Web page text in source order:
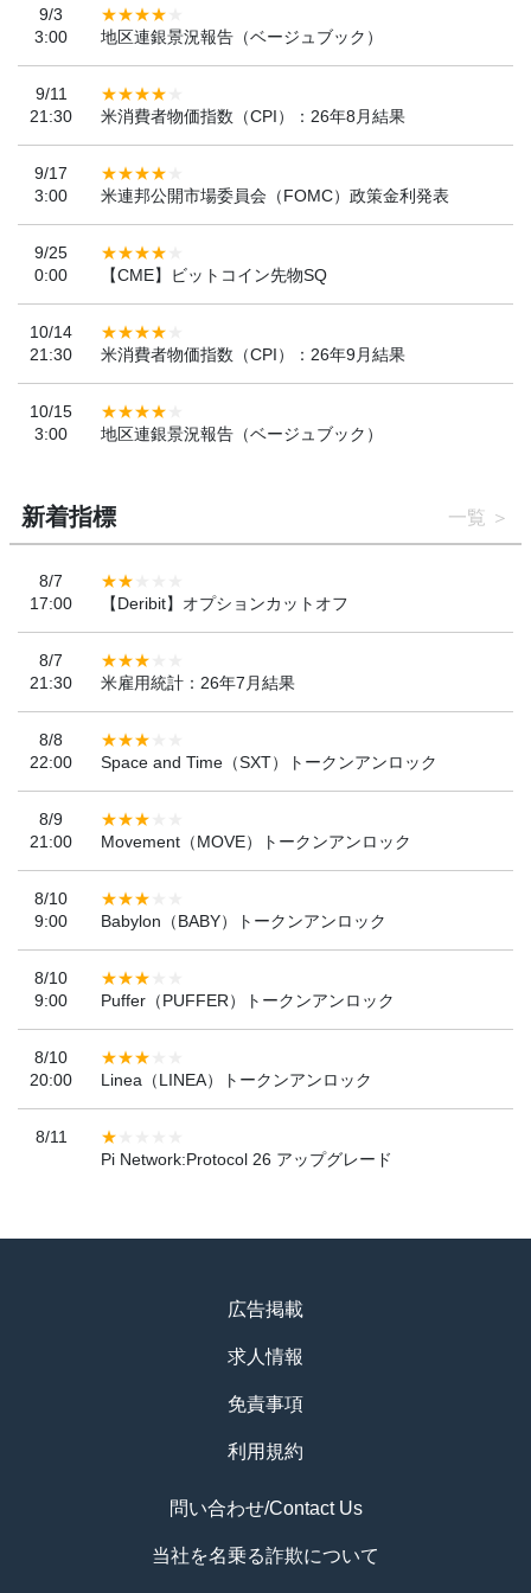
9/3
3:00
地区連銀景況報告（ベージュブック）
9/11
21:30
米消費者物価指数（CPI）：26年8月結果
9/17
3:00
米連邦公開市場委員会（FOMC）政策金利発表
9/25
0:00
【CME】ビットコイン先物SQ
10/14
21:30
米消費者物価指数（CPI）：26年9月結果
10/15
3:00
地区連銀景況報告（ベージュブック）
新着指標 一覧
8/7
17:00
【Deribit】オプションカットオフ
8/7
21:30
米雇用統計：26年7月結果
8/8
22:00
Space and Time（SXT）トークンアンロック
8/9
21:00
Movement（MOVE）トークンアンロック
8/10
9:00
Babylon（BABY）トークンアンロック
8/10
9:00
Puffer（PUFFER）トークンアンロック
8/10
20:00
Linea（LINEA）トークンアンロック
8/11
Pi Network:Protocol 26 アップグレード
広告掲載
求人情報
免責事項
利用規約
問い合わせ/Contact Us
当社を名乗る詐欺について